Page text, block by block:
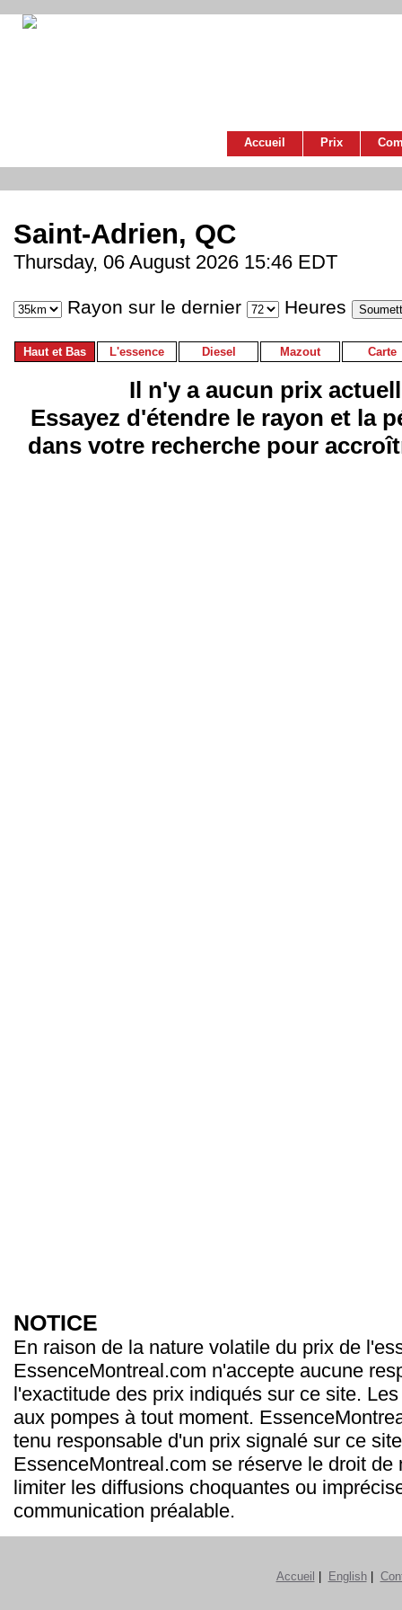
Accueil Prix
Saint-Adrien, QC
Thursday, 06 August 2026 15:46 EDT
Rayon sur le dernier Heures
Haut et Bas L'essence Diesel Mazout Carte
Il n'y a aucun prix
Essayez d'étendre le rayon et la
dans votre recherche pour
NOTICE
En raison de la nature volatile du prix de
EssenceMontreal.com n'accepte aucune
l'exactitude des prix indiqués sur ce site.
aux pompes à tout moment.
tenu responsable d'un prix signalé sur ce
EssenceMontreal.com se réserve le droit de
limiter les diffusions choquantes ou
communication préalable.
Accueil English|